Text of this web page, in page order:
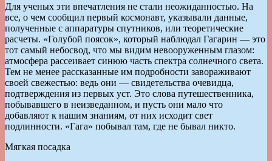
Для ученых эти впечатления не стали неожиданностью. На
все, о чем сообщил первый космонавт, указывали данные,
полученные с аппаратуры спутников, или теоретические
расчеты. «Голубой поясок», который наблюдал Гагарин — это
тот самый небосвод, что мы видим невооруженным глазом:
атмосфера рассеивает синюю часть спектра солнечного света.
Тем не менее рассказанные им подробности завораживают
своей свежестью: ведь они — свидетельства очевидца,
подтверждения из первых уст. Это слова путешественника,
побывавшего в неизведанном, и пусть они мало что
добавляют к нашим знаниям, от них исходит свет
подлинности. «Гага» побывал там, где не бывал никто.
Мягкая посадка